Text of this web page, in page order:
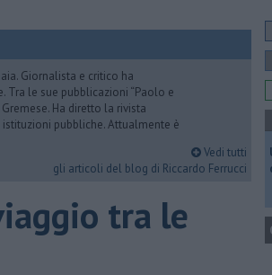
Giornalista e critico ha
Tra le sue pubblicazioni “Paolo e
Ha diretto la rivista
pubbliche. Attualmente è
Vedi tutti
gli articoli del blog di Riccardo Ferrucci
tra le